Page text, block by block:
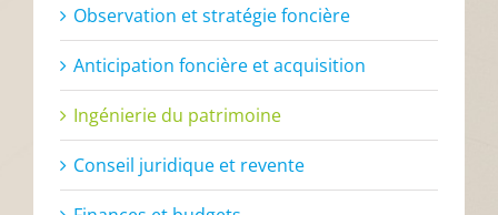
Observation et stratégie foncière
Anticipation foncière et acquisition
Ingénierie du patrimoine
Conseil juridique et revente